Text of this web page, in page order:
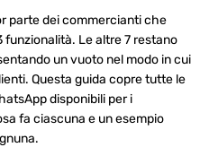
parte dei commercianti che
Le altre 7 restano
un vuoto nel modo in cui
Questa guida copre tutte le
disponibili per i
fa ciascuna e un esempio